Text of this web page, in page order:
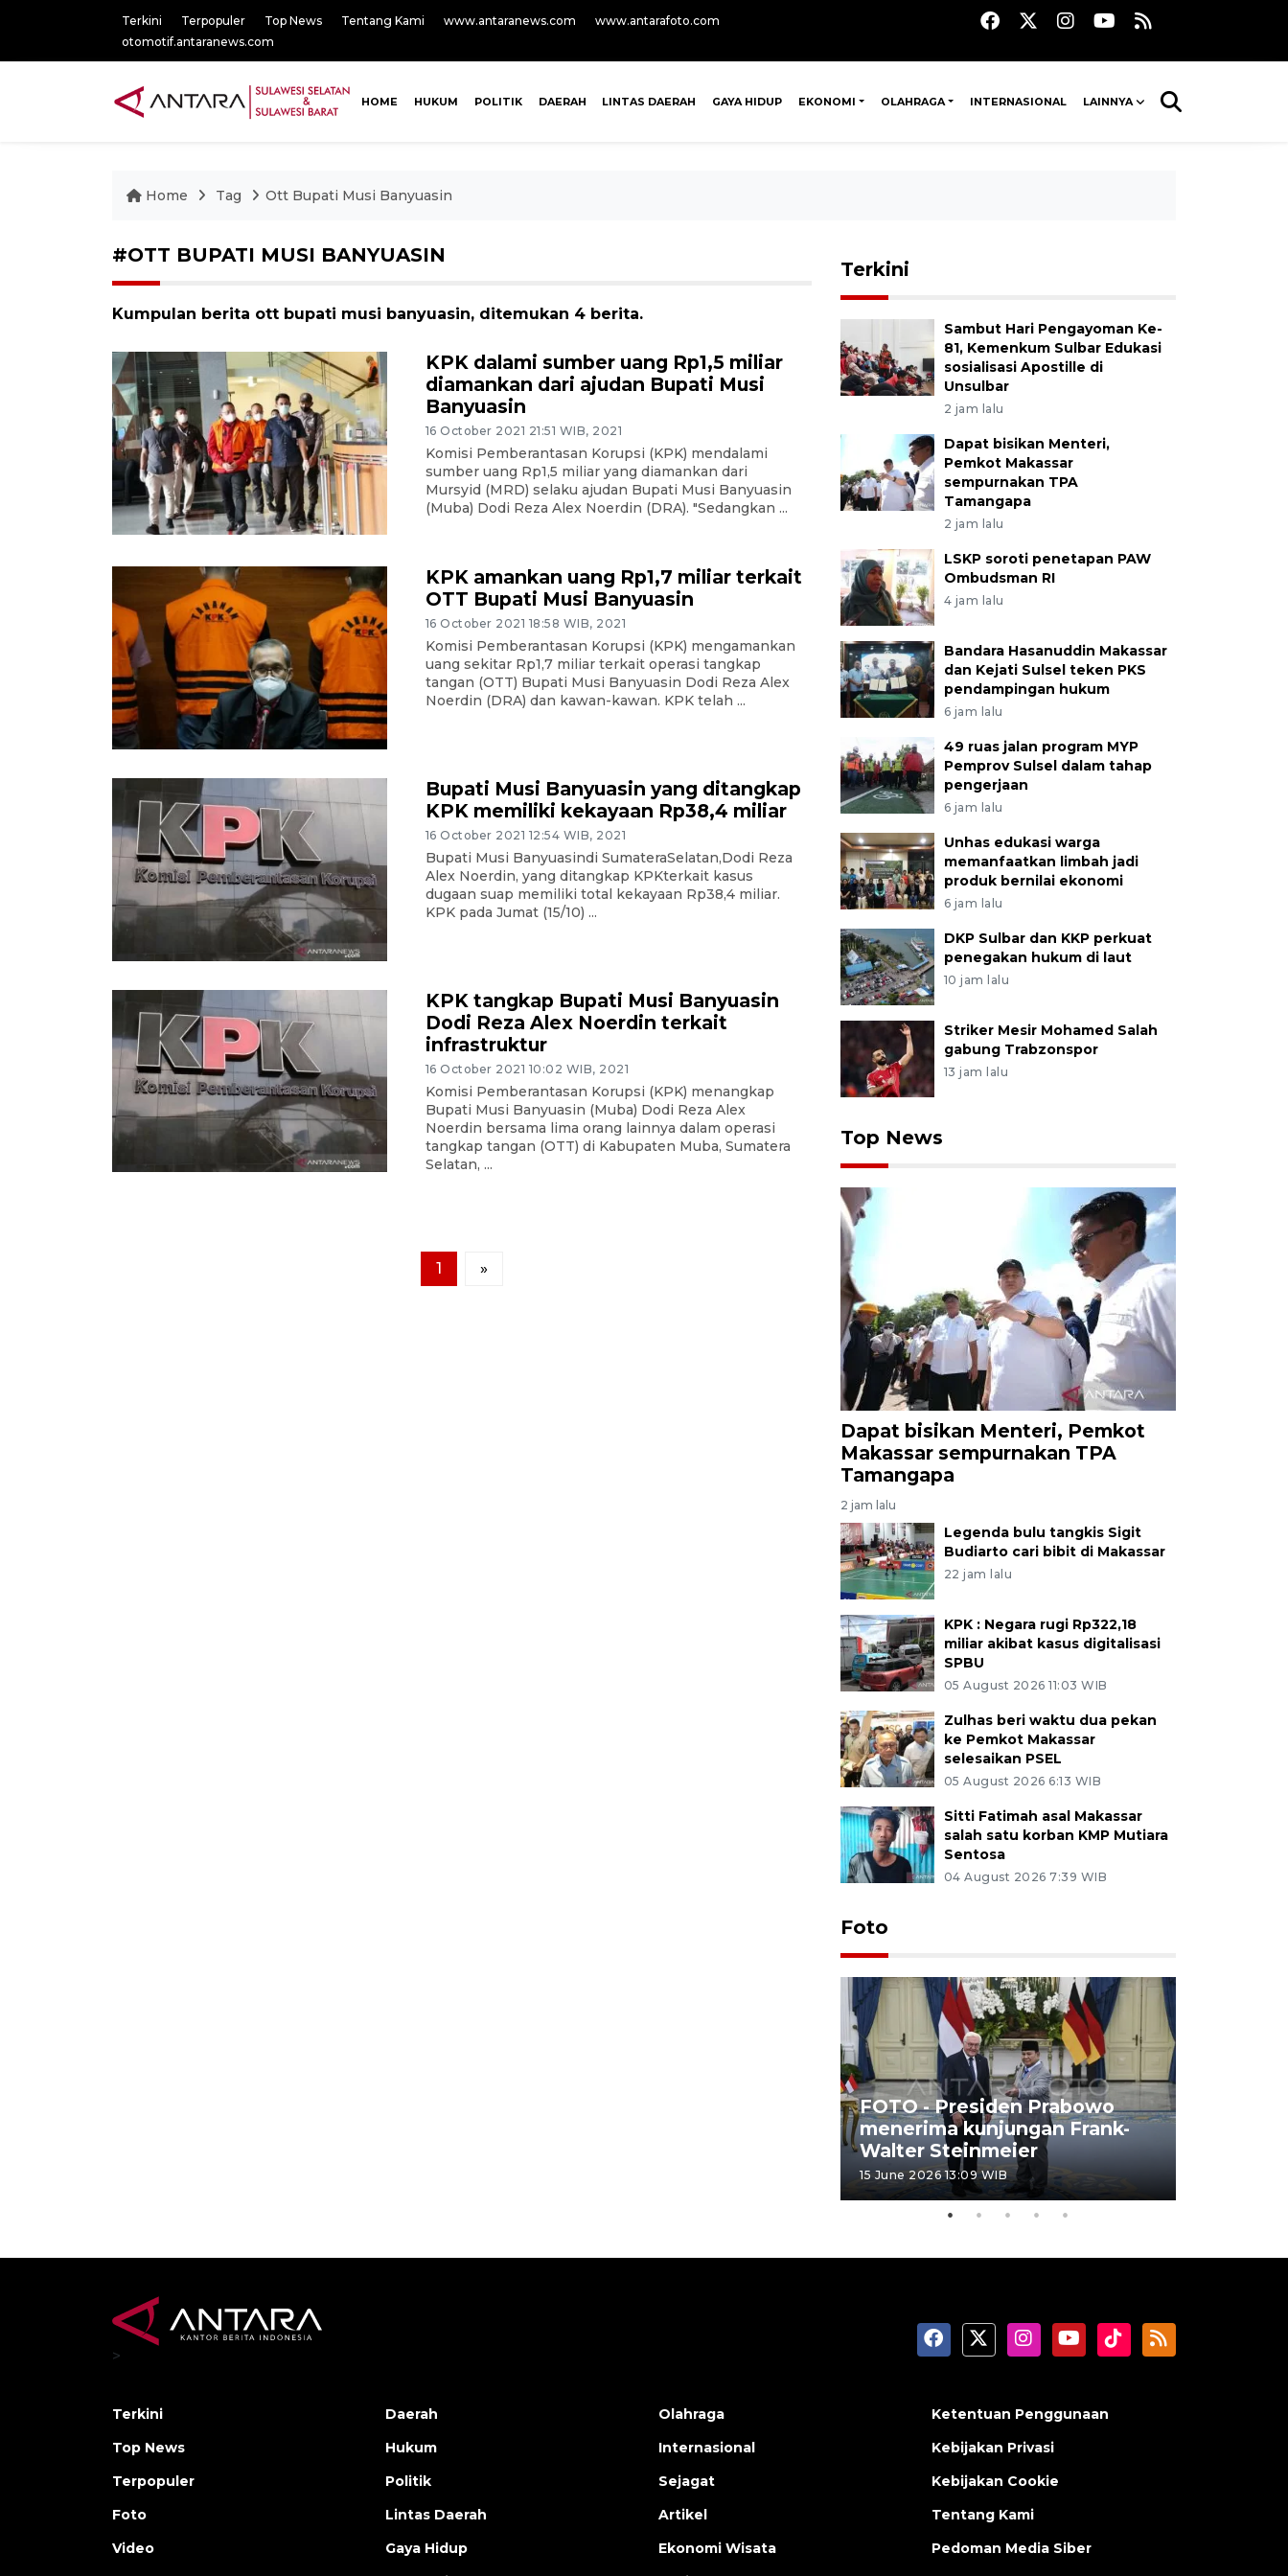
Terkini Terpopuler Top News Tentang Kami www.antaranews.com
www.antarafoto.com
otomotif.antaranews.com
HOME HUKUM POLITIK DAERAH LINTAS DAERAH GAYA HIDUP EKONOMI OLAHRAGA INTERNASIONAL LAINNYA
Home Tag Ott Bupati Musi Banyuasin
#OTT BUPATI MUSI BANYUASIN
Kumpulan berita ott bupati musi banyuasin, ditemukan 4 berita.
KPK dalami sumber uang Rp1,5 miliar
diamankan dari ajudan Bupati Musi
Banyuasin
16 October 2021 21:51 WIB, 2021
Komisi Pemberantasan Korupsi (KPK) mendalami
sumber uang Rp1,5 miliar yang diamankan dari
Mursyid (MRD) selaku ajudan Bupati Musi Banyuasin
(Muba) Dodi Reza Alex Noerdin (DRA). "Sedangkan ...
KPK amankan uang Rp1,7 miliar terkait
OTT Bupati Musi Banyuasin
16 October 2021 18:58 WIB, 2021
Komisi Pemberantasan Korupsi (KPK) mengamankan
uang sekitar Rp1,7 miliar terkait operasi tangkap
tangan (OTT) Bupati Musi Banyuasin Dodi Reza Alex
Noerdin (DRA) dan kawan-kawan. KPK telah ...
Bupati Musi Banyuasin yang ditangkap
KPK memiliki kekayaan Rp38,4 miliar
16 October 2021 12:54 WIB, 2021
Bupati Musi Banyuasindi SumateraSelatan,Dodi Reza
Alex Noerdin, yang ditangkap KPKterkait kasus
dugaan suap memiliki total kekayaan Rp38,4 miliar.
KPK pada Jumat (15/10) ...
KPK tangkap Bupati Musi Banyuasin
Dodi Reza Alex Noerdin terkait
infrastruktur
16 October 2021 10:02 WIB, 2021
Komisi Pemberantasan Korupsi (KPK) menangkap
Bupati Musi Banyuasin (Muba) Dodi Reza Alex
Noerdin bersama lima orang lainnya dalam operasi
tangkap tangan (OTT) di Kabupaten Muba, Sumatera
Selatan, ...
1 »
Terkini
Sambut Hari Pengayoman Ke-
81, Kemenkum Sulbar Edukasi
sosialisasi Apostille di
Unsulbar
2 jam lalu
Dapat bisikan Menteri,
Pemkot Makassar
sempurnakan TPA
Tamangapa
2 jam lalu
LSKP soroti penetapan PAW
Ombudsman RI
4 jam lalu
Bandara Hasanuddin Makassar
dan Kejati Sulsel teken PKS
pendampingan hukum
6 jam lalu
49 ruas jalan program MYP
Pemprov Sulsel dalam tahap
pengerjaan
6 jam lalu
Unhas edukasi warga
memanfaatkan limbah jadi
produk bernilai ekonomi
6 jam lalu
DKP Sulbar dan KKP perkuat
penegakan hukum di laut
10 jam lalu
Striker Mesir Mohamed Salah
gabung Trabzonspor
13 jam lalu
Top News
Dapat bisikan Menteri, Pemkot
Makassar sempurnakan TPA
Tamangapa
2 jam lalu
Legenda bulu tangkis Sigit
Budiarto cari bibit di Makassar
22 jam lalu
KPK : Negara rugi Rp322,18
miliar akibat kasus digitalisasi
SPBU
05 August 2026 11:03 WIB
Zulhas beri waktu dua pekan
ke Pemkot Makassar
selesaikan PSEL
05 August 2026 6:13 WIB
Sitti Fatimah asal Makassar
salah satu korban KMP Mutiara
Sentosa
04 August 2026 7:39 WIB
Foto
FOTO - Presiden Prabowo
menerima kunjungan Frank-
Walter Steinmeier
15 June 2026 13:09 WIB
>
Terkini
Top News
Terpopuler
Foto
Video
Daerah
Hukum
Politik
Lintas Daerah
Gaya Hidup
Olahraga
Internasional
Sejagat
Artikel
Ekonomi Wisata
Ketentuan Penggunaan
Kebijakan Privasi
Kebijakan Cookie
Tentang Kami
Pedoman Media Siber